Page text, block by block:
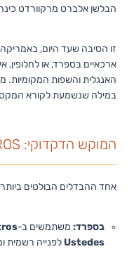
הבלשן אלברט מרקוורדט כינה
זו הסיבה שעד היום,
ארכאיים בספרד, או לחלופין,
האנגלית והשפות
במילה שנשמעת לקורא
המוקש הדקדוקי: VOSOTROS מול USTEDES
אחד ההבדלים הבולטים
בספרד: משתמשים ב-
Ustedes לפנייה רשמית